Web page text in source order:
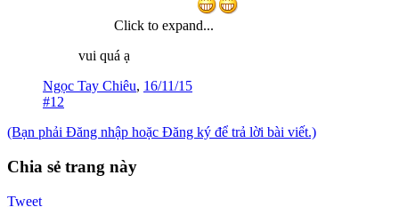
Click to expand...
vui quá ạ
Ngọc Tay Chiêu, 16/11/15
#12
(Bạn phải Đăng nhập hoặc Đăng ký để trả lời bài viết.)
Chia sẻ trang này
Tweet